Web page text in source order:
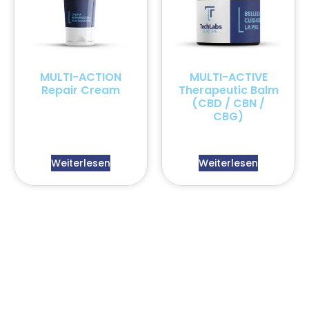
MULTI-ACTION
Repair Cream
Weiterlesen
MULTI-ACTIVE
Therapeutic Balm
(CBD / CBN /
CBG)
Weiterlesen